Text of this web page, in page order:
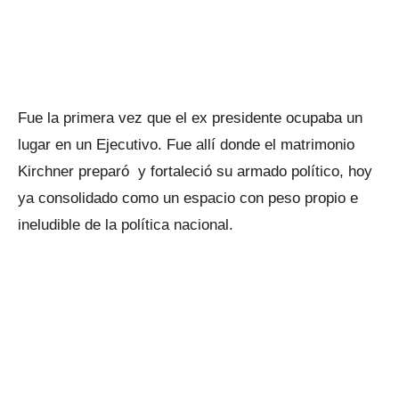
Fue la primera vez que el ex presidente ocupaba un
lugar en un Ejecutivo. Fue allí donde el matrimonio
Kirchner preparó y fortaleció su armado político, hoy
ya consolidado como un espacio con peso propio e
ineludible de la política nacional.